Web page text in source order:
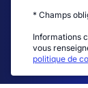
* Champs
Informations
vous
politique de